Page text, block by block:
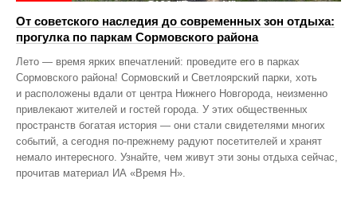
От советского наследия до современных зон отдыха:
прогулка по паркам Сормовского района
Лето — время ярких впечатлений: проведите его в парках
Сормовского района! Сормовский и Светлоярский парки, хоть
и расположены вдали от центра Нижнего Новгорода, неизменно
привлекают жителей и гостей города. У этих общественных
пространств богатая история — они стали свидетелями многих
событий, а сегодня по‑прежнему радуют посетителей и хранят
немало интересного. Узнайте, чем живут эти зоны отдыха сейчас,
прочитав материал ИА «Время Н».